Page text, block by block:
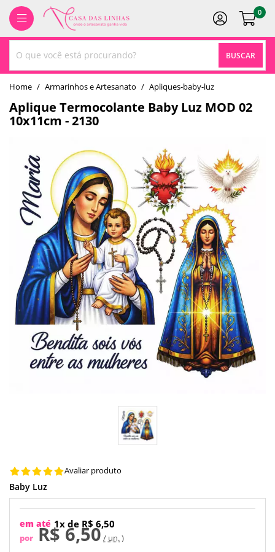
BUSCAR
0
home Armarinhos e Artesanato apliques-baby-luz
Aplique Termocolante Baby Luz MOD 02
10x11cm - 2130
Avaliar produto
Baby Luz
por R$ 6,50 / un.
em até 1x de R$ 6,50